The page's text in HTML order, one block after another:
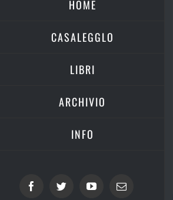
HOME
CASALEGGLO
LIBRI
ARCHIVIO
INFO
FacebookTwitterYouTubeEmail